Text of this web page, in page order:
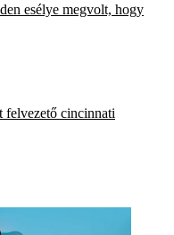
esélye megvolt, hogy
cincinnati